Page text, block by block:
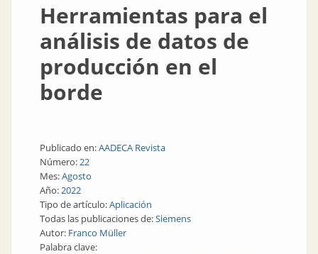
Herramientas para el
análisis de datos de
producción en el
borde
Publicado en:AADECA Revista
Número:22
Mes:Agosto
Año:2022
Tipo de artículo:Aplicación
Todas las publicaciones de:Siemens
Autor: Franco Müller
Palabra clave: